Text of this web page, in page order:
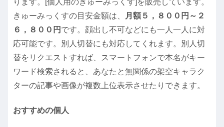
ります。[個人用のきゅーみっくす]を販売しています。
きゅーみっくすの目安金額は、
月額５，８００円～２
６，８００円 です。顔出し不可などにも一人一人に対
応可能です。別人切替にも対応してくれます。別人切
替をリクエストすれば、スマートフォンで本名がキー
ワード検索されると、あなたと無関係の架空キャラク
ターの記事や画像が複数上位表示させたりできます。
おすすめの個人